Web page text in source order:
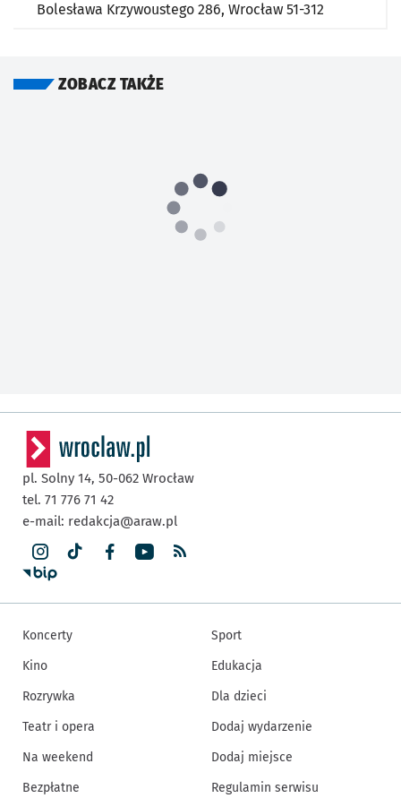
Bolesława Krzywoustego 286, Wrocław 51-312
ZOBACZ TAKŻE
pl. Solny 14, 50-062 Wrocław
tel. 71 776 71 42
e-mail: redakcja@araw.pl
Koncerty
Kino
Rozrywka
Teatr i opera
Na weekend
Bezpłatne
Sport
Edukacja
Dla dzieci
Dodaj wydarzenie
Dodaj miejsce
Regulamin serwisu